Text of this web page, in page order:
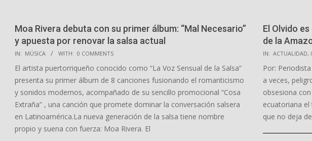
Moa Rivera debuta con su primer álbum: “Mal Necesario”
y apuesta por renovar la salsa actual
2026-
04-
13
IN: MÚSICA WITH: 0 COMMENTS
El artista puertorriqueño conocido como “La Voz Sensual de la Salsa”
presenta su primer álbum de 8 canciones fusionando el romanticismo
y sonidos modernos, acompañado de su sencillo promocional “Cosa
Extraña” , una canción que promete dominar la conversación salsera
en Latinoamérica.La nueva generación de la salsa tiene nombre
propio y suena con fuerza: Moa Rivera. El
El Olvido
de la
2026-
03-
27
IN: ACTUALIDAD,
Por:
a veces,
obsesiona
ecuatoriana
que no deja